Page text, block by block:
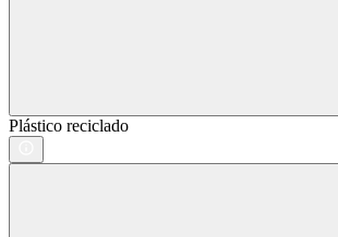
Plástico reciclado